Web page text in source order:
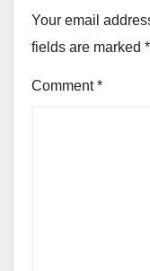
Your email
fields are marked *
Comment*